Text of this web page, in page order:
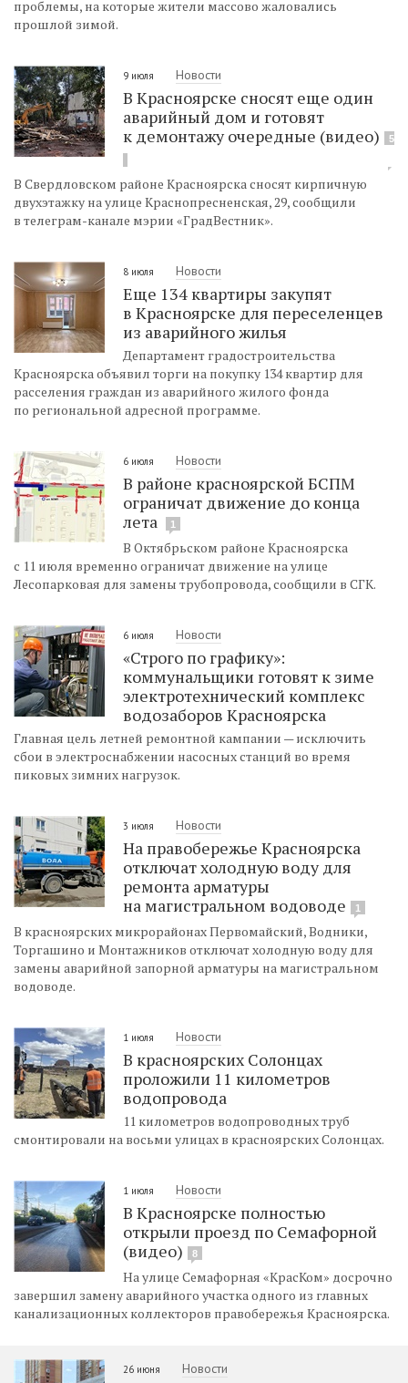
проблемы, на которые жители массово жаловались
прошлой зимой.
9 июля Новости
В Красноярске сносят еще один
аварийный дом и готовят
к демонтажу очередные (видео)
5
В Свердловском районе Красноярска сносят кирпичную
двухэтажку на улице Краснопресненская, 29, сообщили
в телеграм-канале мэрии «ГрадВестник».
8 июля Новости
Еще 134 квартиры закупят
в Красноярске для переселенцев
из аварийного жилья
Департамент градостроительства
Красноярска объявил торги на покупку 134 квартир для
расселения граждан из аварийного жилого фонда
по региональной адресной программе.
6 июля Новости
В районе красноярской БСПМ
ограничат движение до конца
лета
1
В Октябрьском районе Красноярска
с 11 июля временно ограничат движение на улице
Лесопарковая для замены трубопровода, сообщили в СГК.
6 июля Новости
«Строго по графику»:
коммунальщики готовят к зиме
электротехнический комплекс
водозаборов Красноярска
Главная цель летней ремонтной кампании — исключить
сбои в электроснабжении насосных станций во время
пиковых зимних нагрузок.
3 июля Новости
На правобережье Красноярска
отключат холодную воду для
ремонта арматуры
на магистральном водоводе
1
В красноярских микрорайонах Первомайский, Водники,
Торгашино и Монтажников отключат холодную воду для
замены аварийной запорной арматуры на магистральном
водоводе.
1 июля Новости
В красноярских Солонцах
проложили 11 километров
водопровода
11 километров водопроводных труб
смонтировали на восьми улицах в красноярских Солонцах.
1 июля Новости
В Красноярске полностью
открыли проезд по Семафорной
(видео)
8
На улице Семафорная «КрасКом» досрочно
завершил замену аварийного участка одного из главных
канализационных коллекторов правобережья Красноярска.
26 июня Новости